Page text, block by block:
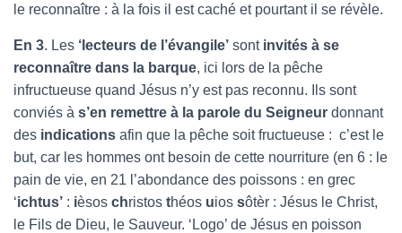
le reconnaître : à la fois il est caché et pourtant il se révèle.
En 3. Les ‘lecteurs de l’évangile’ sont invités à se
reconnaître dans la barque, ici lors de la pêche
infructueuse quand Jésus n’y est pas reconnu. Ils sont
conviés à s’en remettre à la parole du Seigneur donnant
des indications afin que la pêche soit fructueuse : c’est le
but, car les hommes ont besoin de cette nourriture (en 6 : le
pain de vie, en 21 l’abondance des poissons : en grec
‘ichtus’ : ièsos christos théos uios sôtèr : Jésus le Christ,
le Fils de Dieu, le Sauveur. ‘Logo’ de Jésus en poisson